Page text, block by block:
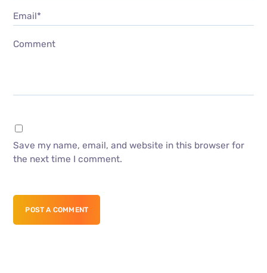
Email*
Comment
Save my name, email, and website in this browser for
the next time I comment.
POST A COMMENT